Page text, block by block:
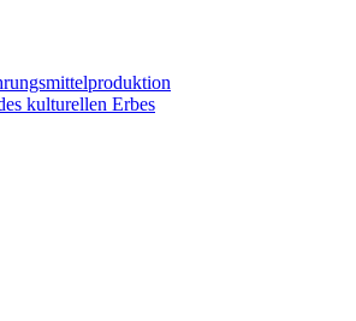
kulturellen Erbes